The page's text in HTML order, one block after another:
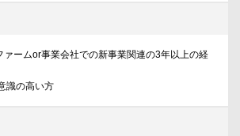
ァームor事業会社での新事業関連の3年以上の経
識の高い方